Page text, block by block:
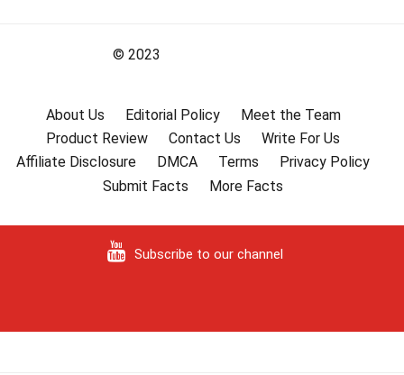
© 2023
About Us Editorial Policy
Meet the Team
Product Review
Contact Us
Write For Us
Affiliate Disclosure
DMCA Terms
Privacy Policy
Submit Facts
More Facts
Subscribe to our channel